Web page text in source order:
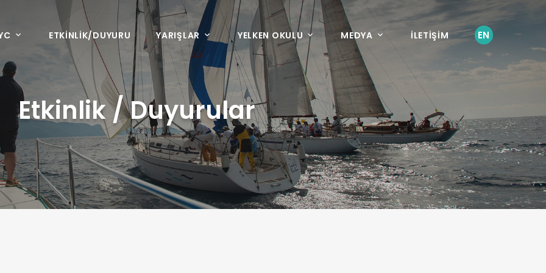
ETKİNLİK/DUYURU YARIŞLAR YELKEN OKULU MEDYA İLETİŞİM EN
Etkinlik / Duyurular